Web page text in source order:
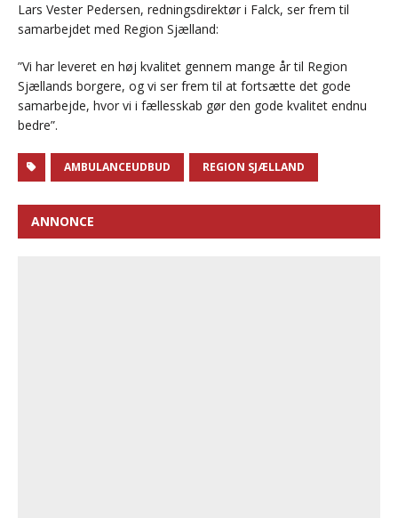
Lars Vester Pedersen, redningsdirektør i Falck, ser frem til
samarbejdet med Region Sjælland:
”Vi har leveret en høj kvalitet gennem mange år til Region
Sjællands borgere, og vi ser frem til at fortsætte det gode
samarbejde, hvor vi i fællesskab gør den gode kvalitet endnu
bedre”.
AMBULANCEUDBUD REGION SJÆLLAND
ANNONCE